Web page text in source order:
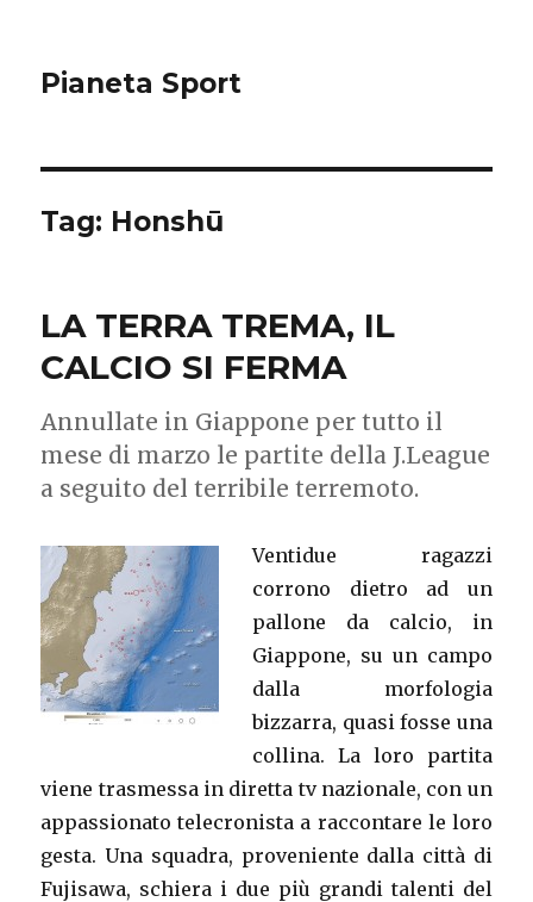
Pianeta Sport
Tag: Honshū
LA TERRA TREMA, IL
CALCIO SI FERMA
Annullate in Giappone per tutto il
mese di marzo le partite della J.League
a seguito del terribile terremoto.
Ventidue ragazzi
corrono dietro ad un
pallone da calcio, in
Giappone, su un campo
dalla morfologia
bizzarra, quasi fosse una
collina. La loro partita
viene trasmessa in diretta tv nazionale, con un
appassionato telecronista a raccontare le loro
gesta. Una squadra, proveniente dalla città di
Fujisawa, schiera i due più grandi talenti del